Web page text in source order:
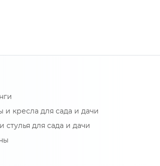
и кресла для сада и дачи
стулья для сада и дачи